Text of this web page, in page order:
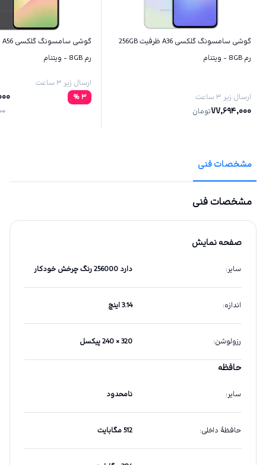
گوشی سامسونگ گلکسی A36 ظرفیت 256GB
رم 8GB - ویتنام
ارسال زیر ۳ ساعت
77,694,000تومان
رم 8GB - ویتنام
ارسال زیر ۳ ساعت
3
%
مشخصات فنی
مشخصات فنی
صفحه نمایش
سایر: دارد 256000 رنگ چرخش خودکار
اندازه: 3.14 اینچ
رزولوشن: 320 × 240 پیکسل
حافظه
سایر: نامحدود
حافظهٔ داخلی: 512 مگابایت